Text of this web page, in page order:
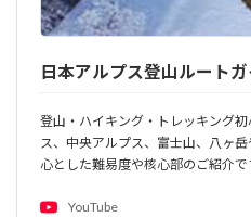
日本アルプス登山ルート
登山・ハイキング・トレッキング
ス、中央アルプス、富士山、八ヶ
心とした難易度や核心部のご紹介で
YouTube